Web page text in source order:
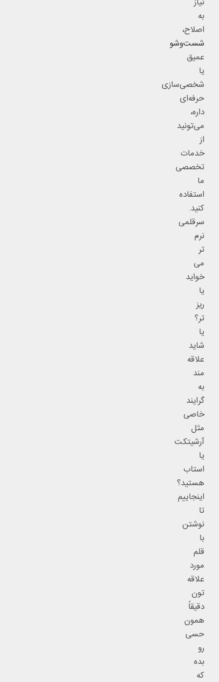
به
اصلاح،
شست‌وشو
عمیق
یا
شخصی‌سازی
حرفه‌ای
داره،
می‌تونید
از
خدمات
تخصصی
ما
استفاده
کنید.
سرقلمی
نرم
تر
می
خواید
یا
ریز
تر؟
یا
شاید
علاقه
مند
به
گرایند
خاصی
مثل
آرشیتکت
یا
استاب
هستید؟
اینجاییم
تا
نوشتن
با
قلم
مورد
علاقه
تون
دقیقاً
همون
حسی
رو
بده
که